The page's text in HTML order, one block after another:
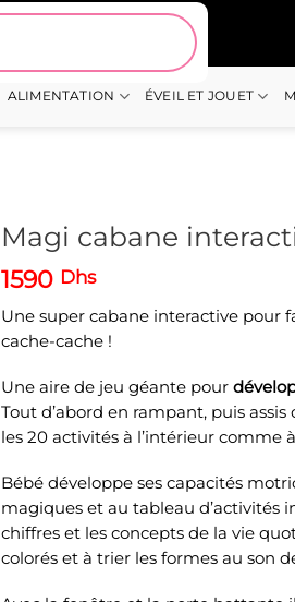
ALIMENTATION ÉVEIL ET JOUET
Magi cabane
1590 Dhs
Une super cabane interactive pour
cache-cache !
Une aire de jeu géante pour
Tout d’abord en rampant, puis
les 20 activités à l’intérieur comme
Bébé développe ses capacités
magiques et au tableau d’activités
chiffres et les concepts de la vie
colorés et à trier les formes au son